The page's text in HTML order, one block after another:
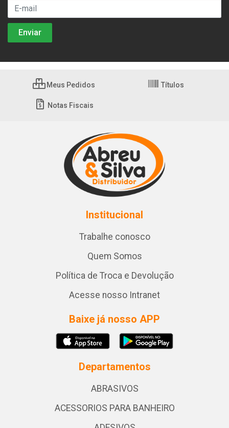
Meus Pedidos Títulos
Notas Fiscais
Institucional
Trabalhe conosco
Quem Somos
Política de Troca e Devolução
Acesse nosso Intranet
Baixe já nosso APP
Departamentos
ABRASIVOS
ACESSORIOS PARA BANHEIRO